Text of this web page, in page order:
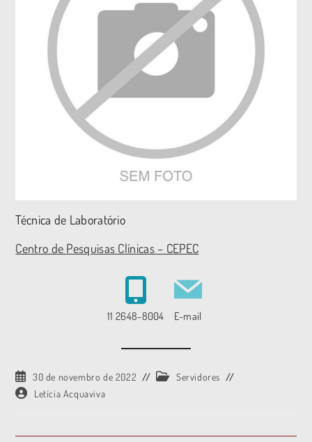
Técnica de Laboratório
Centro de Pesquisas Clínicas – CEPEC
11 2648-8004 E-mail
30 de novembro de 2022
Servidores
Letícia Acquaviva